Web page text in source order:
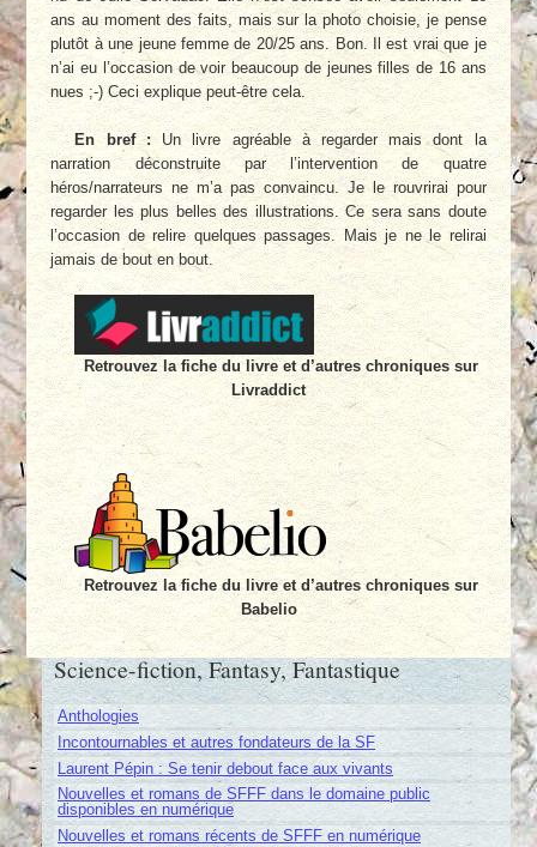
ans au moment des faits, mais sur la photo choisie, je pense
plutôt à une jeune femme de 20/25 ans. Bon. Il est vrai que je
n’ai eu l’occasion de voir beaucoup de jeunes filles de 16 ans
nues ;-) Ceci explique peut-être cela.
En bref :Un livre agréable à regarder mais dont la
narration déconstruite par l’intervention de quatre
héros/narrateurs ne m’a pas convaincu. Je le rouvrirai pour
regarder les plus belles des illustrations. Ce sera sans doute
l’occasion de relire quelques passages. Mais je ne le relirai
jamais de bout en bout.
Retrouvez la fiche du livre et d’autres chroniques sur
Livraddict
Retrouvez la fiche du livre et d’autres chroniques sur
Babelio
Science-fiction, Fantasy, Fantastique
Anthologies
Incontournables et autres fondateurs de la SF
Laurent Pépin : Se tenir debout face aux vivants
Nouvelles et romans de SFFF dans le domaine public
disponibles en numérique
Nouvelles et romans récents de SFFF en numérique